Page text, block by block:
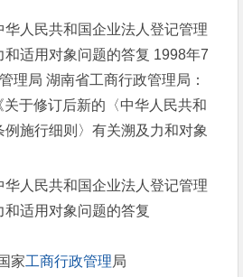
华人民共和国企业法人登记管理
适用对象问题的答复 1998年7
理局 湖南省工商行政管理局：
于修订后新的〈中华人民共和
施行细则〉有关溯及力和对象
华人民共和国企业法人登记管理
适用对象问题的答复
家工商行政管理局